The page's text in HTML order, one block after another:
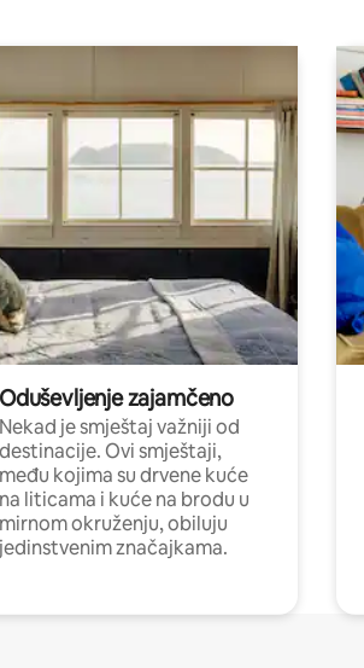
Oduševljenje zajamčeno
Nekad je smještaj važniji od
destinacije. Ovi smještaji,
među kojima su drvene kuće
na liticama i kuće na brodu u
mirnom okruženju, obiluju
jedinstvenim značajkama.